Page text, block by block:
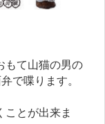
もて山猫の男の
で喋ります。
とが出来ま